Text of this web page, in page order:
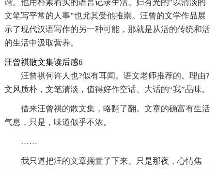
谐。他用朴素着实的语言记录生活。归有光的“以清淡的
文笔写平常的人事”也尤其受他推崇。汪曾的文学作品展
示了现代汉语写作的另一种可能，那就是从活的传统和活
的生活中汲取营养。
汪曾祺散文集读后感6
汪曾祺何许人也?似有耳闻。语文老师推荐的。理由?
文风质朴，文笔清淡，值得好作空话、大话的“我”品味。
借来汪曾祺的散文集，略翻了翻。文章的确富有生活
气息，只是，味道似乎不浓。
……
我只道把汪的文章搁置了下来。只是那夜，心情焦